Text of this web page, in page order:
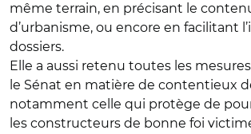
même terrain, en précisant le
d’urbanisme, ou encore en facilitant
dossiers.
Elle a aussi retenu toutes les
le Sénat en matière de contentieux
notamment celle qui protège de
les constructeurs de bonne foi